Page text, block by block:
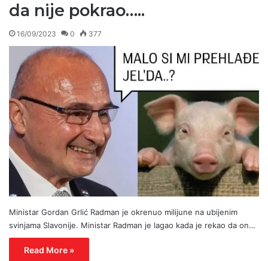
da nije pokrao…..
16/09/2023 0 377
Ministar Gordan Grlić Radman je okrenuo milijune na ubijenim
svinjama Slavonije. Ministar Radman je lagao kada je rekao da on…
Read More »